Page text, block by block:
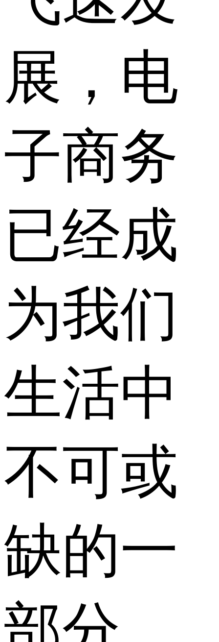
展，电
子商务
已经成
为我们
生活中
不可或
缺的一